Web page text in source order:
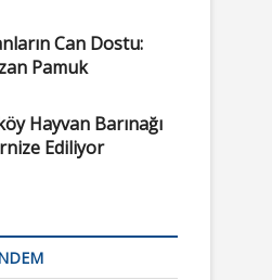
Can Dostu:
Pamuk
Hayvan Barınağı
Ediliyor